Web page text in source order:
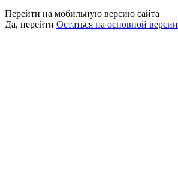
Перейти на мобильную версию сайта
Да, перейти Остаться на основной версии